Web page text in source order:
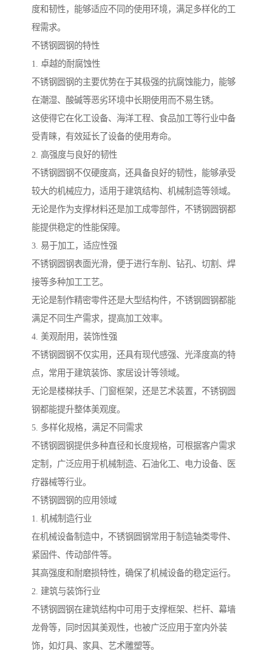
度和韧性，能够适应不同的使用环境，满足多样化的工
程需求。
不锈钢圆钢的特性
1. 卓越的耐腐蚀性
不锈钢圆钢的主要优势在于其极强的抗腐蚀能力，能够
在潮湿、酸碱等恶劣环境中长期使用而不易生锈。
这使得它在化工设备、海洋工程、食品加工等行业中备
受青睐，有效延长了设备的使用寿命。
2. 高强度与良好的韧性
不锈钢圆钢不仅硬度高，还具备良好的韧性，能够承受
较大的机械应力，适用于建筑结构、机械制造等领域。
无论是作为支撑材料还是加工成零部件，不锈钢圆钢都
能提供稳定的性能保障。
3. 易于加工，适应性强
不锈钢圆钢表面光滑，便于进行车削、钻孔、切割、焊
接等多种加工工艺。
无论是制作精密零件还是大型结构件，不锈钢圆钢都能
满足不同生产需求，提高加工效率。
4. 美观耐用，装饰性强
不锈钢圆钢不仅实用，还具有现代感强、光泽度高的特
点，常用于建筑装饰、家居设计等领域。
无论是楼梯扶手、门窗框架，还是艺术装置，不锈钢圆
钢都能提升整体美观度。
5. 多样化规格，满足不同需求
不锈钢圆钢提供多种直径和长度规格，可根据客户需求
定制，广泛应用于机械制造、石油化工、电力设备、医
疗器械等行业。
不锈钢圆钢的应用领域
1. 机械制造行业
在机械设备制造中，不锈钢圆钢常用于制造轴类零件、
紧固件、传动部件等。
其高强度和耐磨损特性，确保了机械设备的稳定运行。
2. 建筑与装饰行业
不锈钢圆钢在建筑结构中可用于支撑框架、栏杆、幕墙
龙骨等，同时因其美观性，也被广泛应用于室内外装
饰，如灯具、家具、艺术雕塑等。